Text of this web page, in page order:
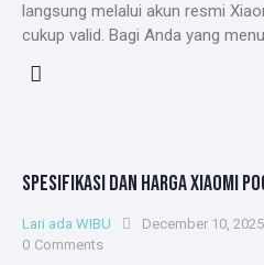
langsung melalui akun resmi
cukup valid. Bagi Anda yang
SPESIFIKASI DAN HARGA XIAOMI
Lari ada WIBU December 10, 2025
0 Comments